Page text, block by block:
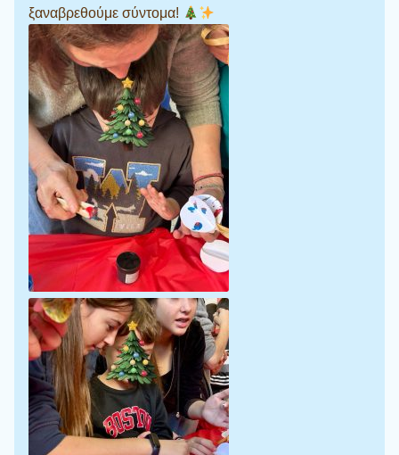
ξαναβρεθούμε σύντομα!